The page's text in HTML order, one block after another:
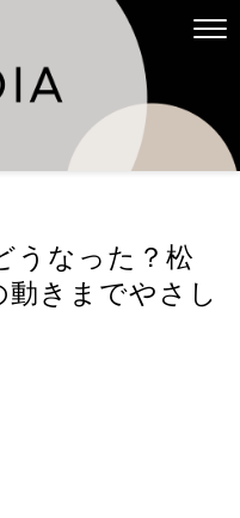
うなった？松
動きまでやさし